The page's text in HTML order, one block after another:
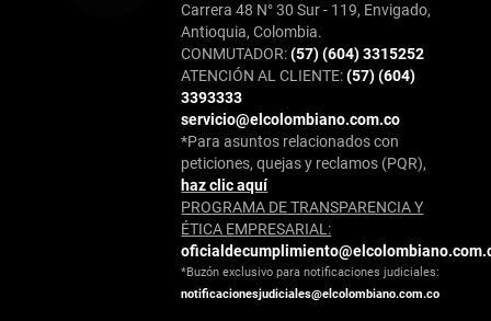
Carrera 48 N° 30 Sur - 119, Envigado,
Antioquia, Colombia.
CONMUTADOR:(57) (604) 3315252
ATENCIÓN AL CLIENTE:(57) (604)
3393333
servicio@elcolombiano.com.co
*Para asuntos relacionados con
peticiones, quejas y reclamos (PQR),
haz clic aquí
PROGRAMA DE TRANSPARENCIA Y
ÉTICA EMPRESARIAL:
*Buzón exclusivo para notificaciones judiciales:
notificacionesjudiciales@elcolombiano.com.co